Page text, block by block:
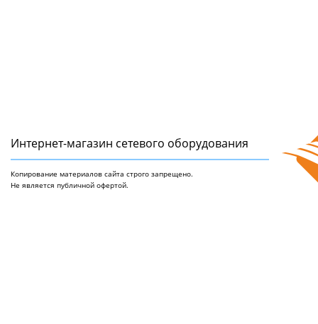
Интернет-магазин сетeвого оборудования
Копирование материалов сайта строго запрещено.
Не является публичной офертой.